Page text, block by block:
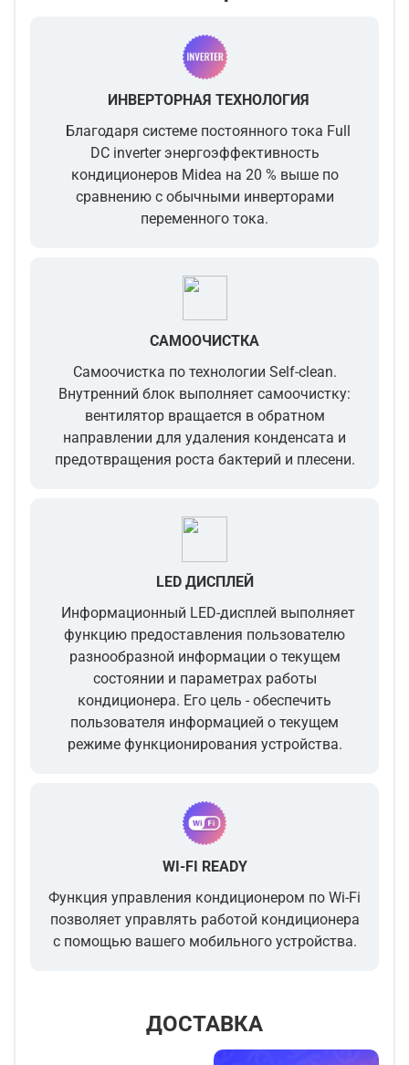
ИНВЕРТОРНАЯ ТЕХНОЛОГИЯ
Благодаря системе постоянного тока Full
DC inverter энергоэффективность
кондиционеров Midea на 20 % выше по
сравнению с обычными инверторами
переменного тока.
САМООЧИСТКА
Самоочистка по технологии Self-clean.
Внутренний блок выполняет самоочистку:
вентилятор вращается в обратном
направлении для удаления конденсата и
предотвращения роста бактерий и плесени.
LED ДИСПЛЕЙ
Информационный LED-дисплей выполняет
функцию предоставления пользователю
разнообразной информации о текущем
состоянии и параметрах работы
кондиционера. Его цель - обеспечить
пользователя информацией о текущем
режиме функционирования устройства.
WI-FI READY
Функция управления кондиционером по Wi-Fi
позволяет управлять работой кондиционера
с помощью вашего мобильного устройства.
ДОСТАВКА